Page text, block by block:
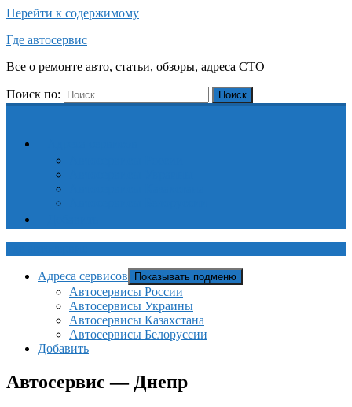
Перейти к содержимому
Где автосервис
Все о ремонте авто, статьи, обзоры, адреса СТО
Поиск по: Поиск
Адреса сервисов Показывать подменю
Автосервисы России
Автосервисы Украины
Автосервисы Казахстана
Автосервисы Белоруссии
Добавить
Автосервис — Днепр